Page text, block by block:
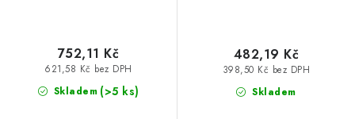
Skladem (>5 ks)
621,58 Kč bez DPH
752,11 Kč
Skladem
398,50 Kč bez DPH
482,19 Kč